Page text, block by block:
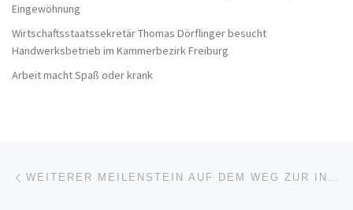
Eingewöhnung
Wirtschaftsstaatssekretär Thomas Dörflinger besucht
Handwerksbetrieb im Kammerbezirk Freiburg
Arbeit macht Spaß oder krank
Beitragsnavigation